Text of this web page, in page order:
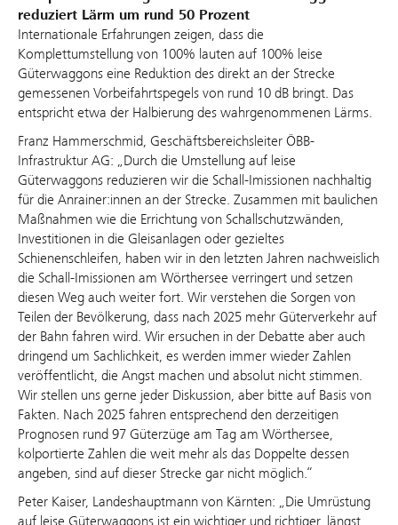
reduziert Lärm um rund 50 Prozent
Internationale Erfahrungen zeigen, dass die
Komplettumstellung von 100% lauten auf 100% leise
Güterwaggons eine Reduktion des direkt an der Strecke
gemessenen Vorbeifahrtspegels von rund 10 dB bringt. Das
entspricht etwa der Halbierung des wahrgenommenen Lärms.
Franz Hammerschmid, Geschäftsbereichsleiter ÖBB-
Infrastruktur AG: „Durch die Umstellung auf leise
Güterwaggons reduzieren wir die Schall-Imissionen nachhaltig
für die Anrainer:innen an der Strecke. Zusammen mit baulichen
Maßnahmen wie die Errichtung von Schallschutzwänden,
Investitionen in die Gleisanlagen oder gezieltes
Schienenschleifen, haben wir in den letzten Jahren nachweislich
die Schall-Imissionen am Wörthersee verringert und setzen
diesen Weg auch weiter fort. Wir verstehen die Sorgen von
Teilen der Bevölkerung, dass nach 2025 mehr Güterverkehr auf
der Bahn fahren wird. Wir ersuchen in der Debatte aber auch
dringend um Sachlichkeit, es werden immer wieder Zahlen
veröffentlicht, die Angst machen und absolut nicht stimmen.
Wir stellen uns gerne jeder Diskussion, aber bitte auf Basis von
Fakten. Nach 2025 fahren entsprechend den derzeitigen
Prognosen rund 97 Güterzüge am Tag am Wörthersee,
kolportierte Zahlen die weit mehr als das Doppelte dessen
angeben, sind auf dieser Strecke gar nicht möglich.“
Peter Kaiser, Landeshauptmann von Kärnten: „Die Umrüstung
auf leise Güterwaggons ist ein wichtiger und richtiger, längst